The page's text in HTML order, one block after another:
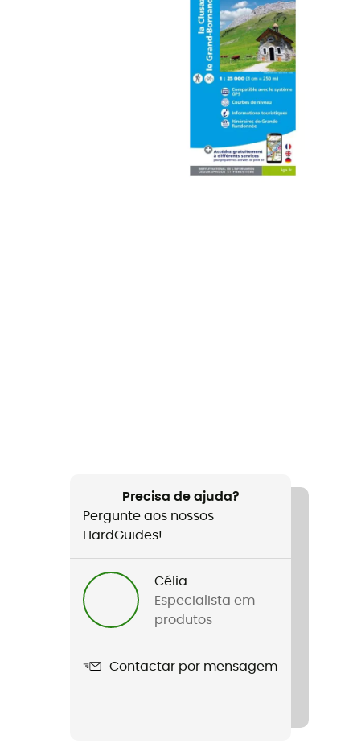
Precisa de ajuda?
Pergunte aos nossos
HardGuides!
Célia
Especialista em
produtos
Contactar por mensagem